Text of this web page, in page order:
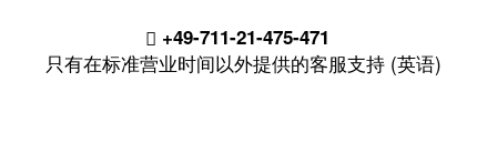
+49-711-21-475-471
只有在标准营业时间以外提供的客服支持 (英语)